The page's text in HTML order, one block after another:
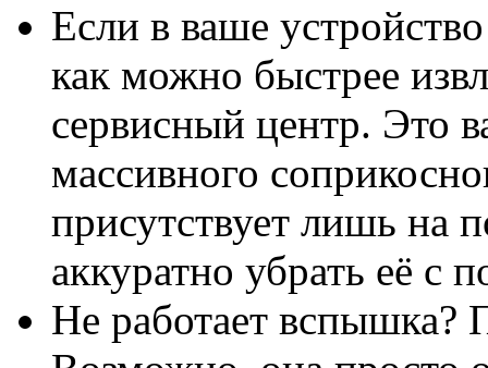
Если в ваше
как можно быстрее
сервисный центр. Это
массивного
присутствует лишь на
аккуратно убрать её с
Не работает вспышка?